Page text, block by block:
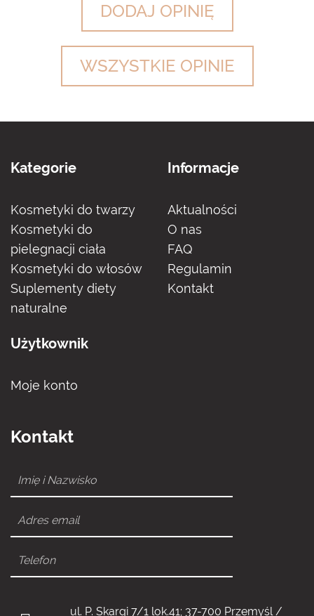
DODAJ OPINIĘ
WSZYSTKIE OPINIE
Kategorie
Kosmetyki do twarzy
Kosmetyki do
pielegnacji ciała
Kosmetyki do włosów
Suplementy diety
naturalne
Informacje
Aktualności
O nas
FAQ
Regulamin
Kontakt
Użytkownik
Moje konto
Kontakt
ul. P. Skargi 7/1 lok.41; 37-700 Przemyśl /